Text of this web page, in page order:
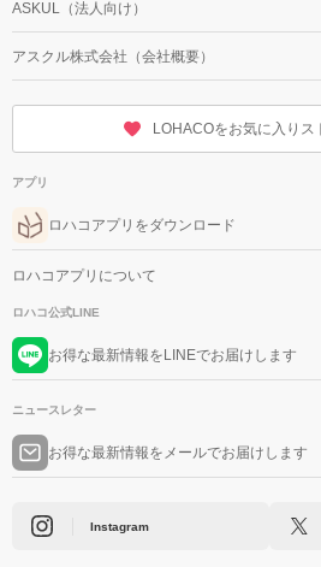
ASKUL（法人向け）
アスクル株式会社（会社概要）
LOHACOをお気に入りス
アプリ
ロハコアプリをダウンロード
ロハコアプリについて
ロハコ公式LINE
お得な最新情報をLINEでお届けします
ニュースレター
お得な最新情報をメールでお届けします
Instagram